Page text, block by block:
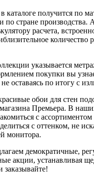
каталоге получится по
по стране производства.
расчета,
количество
указывается
покупки вы
оставаясь по итогу с
обои для стен
Премьера. В
с
с оттенком, не
монитора.
демократичные,
акции, устанавливая
заказывайте!